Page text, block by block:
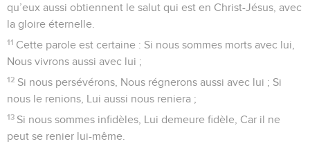
qu’eux aussi obtiennent le salut qui est en Christ-Jésus, avec
la gloire éternelle.
11 Cette parole est certaine : Si nous sommes morts avec lui,
Nous vivrons aussi avec lui ;
12 Si nous persévérons, Nous régnerons aussi avec lui ; Si
nous le renions, Lui aussi nous reniera ;
13 Si nous sommes infidèles, Lui demeure fidèle, Car il ne
peut se renier lui-même.